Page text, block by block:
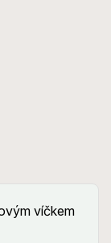
víčkem